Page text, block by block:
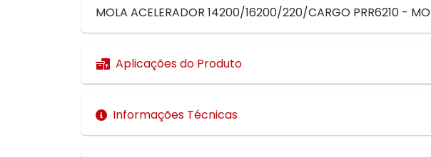
MOLA ACELERADOR 14200/16200/220/CARGO PRR6210 -
Aplicações do Produto
Informações Técnicas